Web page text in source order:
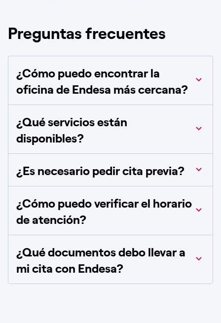
Preguntas frecuentes
¿Cómo puedo encontrar la
oficina de Endesa más cercana?
¿Qué servicios están
disponibles?
¿Es necesario pedir cita previa?
¿Cómo puedo verificar el horario
de atención?
¿Qué documentos debo llevar a
mi cita con Endesa?